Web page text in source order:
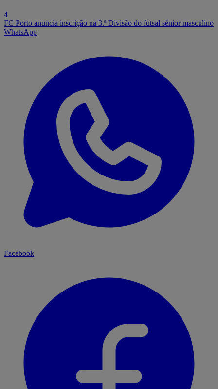
4
FC Porto anuncia inscrição na 3.ª Divisão do futsal sénior masculino
WhatsApp
Facebook